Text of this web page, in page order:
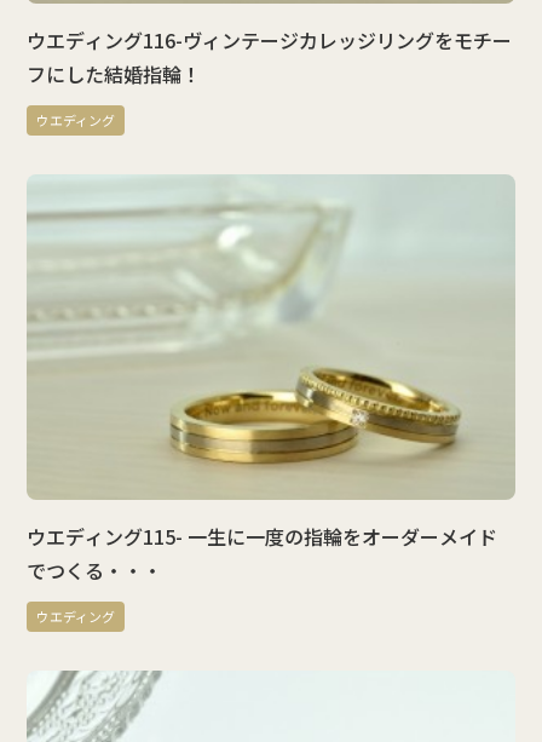
ウエディング116-ヴィンテージカレッジリングをモチー
フにした結婚指輪！
ウエディング
ウエディング115- 一生に一度の指輪をオーダーメイド
でつくる・・・
ウエディング